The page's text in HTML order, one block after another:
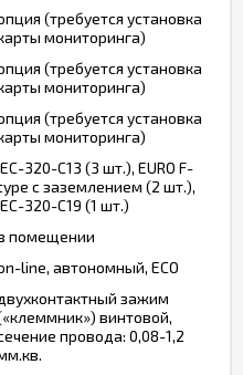
(требуется установка
мониторинга)
(требуется установка
мониторинга)
(требуется установка
мониторинга)
320-C13 (3 шт.), EURO F-
с заземлением (2 шт.),
320-C19 (1 шт.)
помещении
line, автономный, ECO
двухконтактный зажим
винтовой,
провода: 0,08-1,2